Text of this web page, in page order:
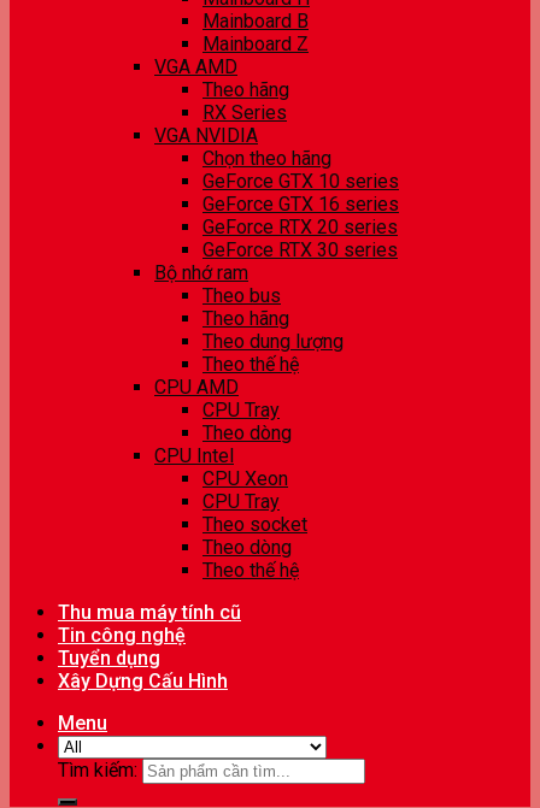
Mainboard B
Mainboard Z
VGA AMD
Theo hãng
RX Series
VGA NVIDIA
Chọn theo hãng
GeForce GTX 10 series
GeForce GTX 16 series
GeForce RTX 20 series
GeForce RTX 30 series
Bộ nhớ ram
Theo bus
Theo hãng
Theo dung lượng
Theo thế hệ
CPU AMD
CPU Tray
Theo dòng
CPU Intel
CPU Xeon
CPU Tray
Theo socket
Theo dòng
Theo thế hệ
Thu mua máy tính cũ
Tin công nghệ
Tuyển dụng
Xây Dựng Cấu Hình
Menu
Tìm kiếm: